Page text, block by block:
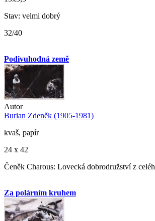
Stav: velmi dobrý
32/40
Podivuhodná země
Autor
Burian Zdeněk (1905-1981)
kvaš, papír
24 x 42
Čeněk Charous: Lovecká dobrodružství z
Za polárním kruhem